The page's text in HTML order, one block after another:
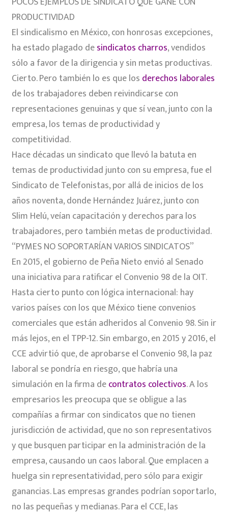
PRODUCTIVIDAD
El sindicalismo en México, con honrosas excepciones,
ha estado plagado desindicatos charros, vendidos
sólo a favor de la dirigencia y sin metas productivas.
Cierto. Pero también lo es que los derechos laborales
de los trabajadores deben reivindicarse con
representaciones genuinas y que sí vean, junto con la
empresa, los temas de productividad y
competitividad.
Hace décadas un sindicato que llevó la batuta en
temas de productividad junto con su empresa, fue el
Sindicato de Telefonistas, por allá de inicios de los
años noventa, donde Hernández Juárez, junto con
Slim Helú, veían capacitación y derechos para los
trabajadores, pero también metas de productividad.
“PYMES NO SOPORTARÍAN VARIOS SINDICATOS”
En 2015, el gobierno de Peña Nieto envió al Senado
una iniciativa para ratificar el Convenio 98 de la OIT.
Hasta cierto punto con lógica internacional: hay
varios países con los que México tiene convenios
comerciales que están adheridos al Convenio 98. Sin ir
más lejos, en el TPP-12. Sin embargo, en 2015 y 2016, el
CCE advirtió que, de aprobarse el Convenio 98, la paz
laboral se pondría en riesgo, que habría una
simulación en la firma decontratos colectivos. A los
empresarios les preocupa que se obligue a las
compañías a firmar con sindicatos que no tienen
jurisdicción de actividad, que no son representativos
y que busquen participar en la administración de la
empresa, causando un caos laboral. Que emplacen a
huelga sin representatividad, pero sólo para exigir
ganancias. Las empresas grandes podrían soportarlo,
no las pequeñas y medianas. Para el CCE, las